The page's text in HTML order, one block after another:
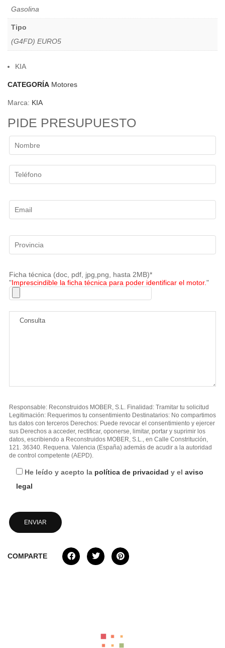
Gasolina
Tipo
(G4FD) EURO5
KIA
CATEGORÍA Motores
Marca: KIA
PIDE PRESUPUESTO
Ficha técnica (doc, pdf, jpg,png, hasta 2MB)*
"Imprescindible la ficha técnica para poder identificar el motor."
Responsable: Reconstruidos MOBER, S.L. Finalidad: Tramitar tu solicitud
Legitimación: Requerimos tu consentimiento Destinatarios: No compartimos
tus datos con terceros Derechos: Puede revocar el consentimiento y ejercer
sus Derechos a acceder, rectificar, oponerse, limitar, portar y suprimir los
datos, escribiendo a Reconstruidos MOBER, S.L., en Calle Constritución,
121. 36340. Requena. Valencia (España) además de acudir a la autoridad
de control competente (AEPD).
He leído y acepto la política de privacidad y el aviso
legal
COMPARTE